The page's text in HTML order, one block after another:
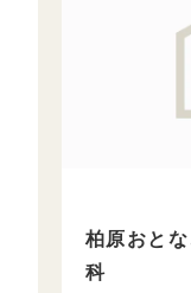
柏原おと
科